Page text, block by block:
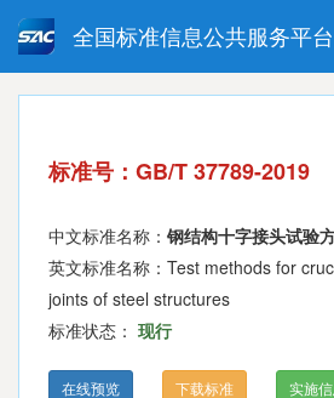
全国标准信息公共服务平台
强制性国家标准
指导性技术文件
标准号：GB/T 37789-2019
中文标准名称： 钢结构十字接头试验
英文标准名称：Test methods for
joints of steel structures
标准状态： 现行
在线预览 下载标准 实施